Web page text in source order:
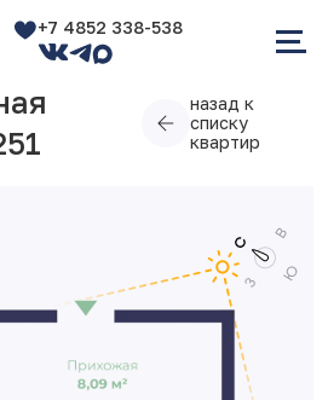
+7 4852 338-538
назад к
списку
квартир